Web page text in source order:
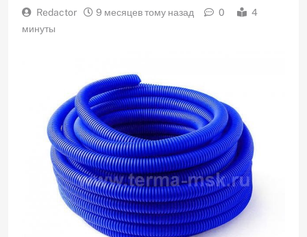
Redactor 9 месяцев тому назад 0
4
минуты